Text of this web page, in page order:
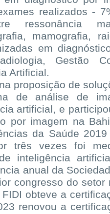
realizados -
mamografia,
em
Gestão
Artificial.
proposição de
de análise de
artificial, e
por imagem na
da Saúde
três vezes foi
inteligência
anual da
congresso do setor
obteve a
renovou a